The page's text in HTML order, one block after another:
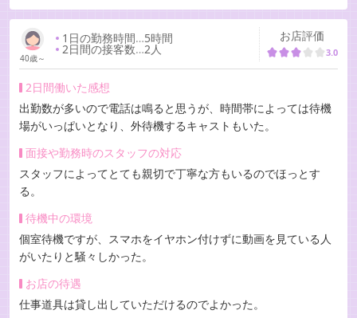
40歳～
1日の勤務時間…5時間
2日間の接客数…2人
お店評価
3.0
2日間働いた感想
出勤数が多いので電話は鳴ると思うが、時間帯によっては待機
場がいっぱいとなり、外待機するキャストもいた。
面接や勤務時のスタッフの対応
スタッフによってとても親切で丁寧な方もいるのでほっとす
る。
待機中の環境
個室待機ですが、スマホをイヤホン付けずに動画を見ている人
がいたりと騒々しかった。
お店の待遇
仕事道具は貸し出していただけるのでよかった。